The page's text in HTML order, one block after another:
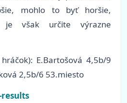
mohlo to byť horšie,
je však určite výrazne
E.Bartošová 4,5b/9
2,5b/6 53.miesto
results